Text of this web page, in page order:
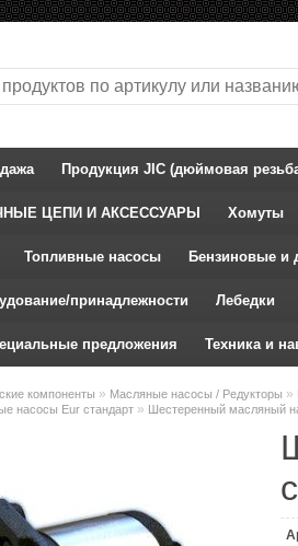
Продукция JIC (дюймовая
ЦЕПИ И АКСЕССУАРЫ Хомуты
Топливные насосы Бензиновые и
принадлежности Лебедки
предложения Техника и
компоненты » Масляные насосы / Редукторы »
насосы Eur стандарт » Шестеренный масляный